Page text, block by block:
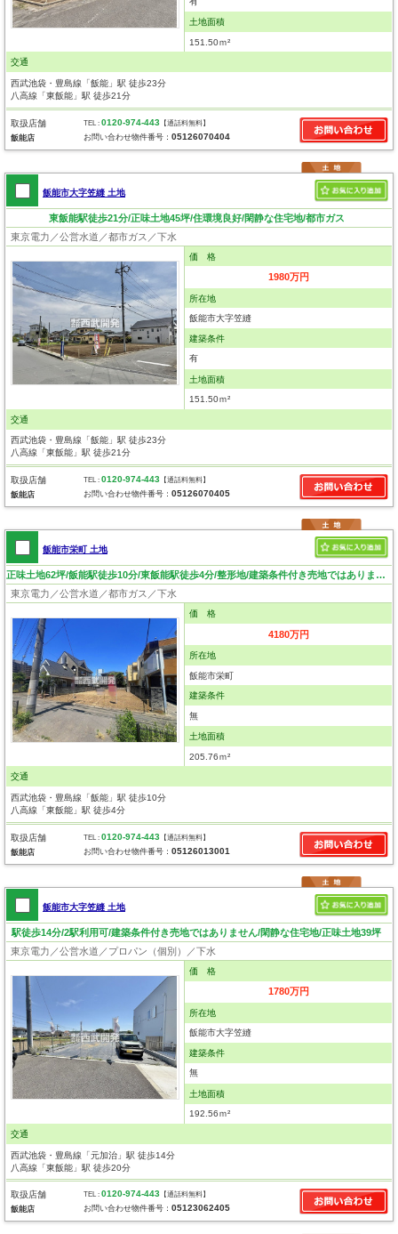
土地面積
151.50ｍ²
交通
西武池袋・豊島線「飯能」駅 徒歩23分
八高線「東飯能」駅 徒歩21分
取扱店舗
飯能店
TEL :0120-974-443 【通話料無料】
お問い合わせ物件番号：05126070404
飯能市大字笠縫 土地
東飯能駅徒歩21分/正味土地45坪/住環境良好/閑静な住宅地/都市ガス
東京電力／公営水道／都市ガス／下水
価 格
1980万円
所在地
飯能市大字笠縫
建築条件
有
土地面積
151.50ｍ²
交通
西武池袋・豊島線「飯能」駅 徒歩23分
八高線「東飯能」駅 徒歩21分
取扱店舗
飯能店
TEL :0120-974-443 【通話料無料】
お問い合わせ物件番号：05126070405
飯能市栄町 土地
正味土地62坪/飯能駅徒歩10分/東飯能駅徒歩4分/整形地/建築条件付き売地ではありません/南道路/陽当良好
東京電力／公営水道／都市ガス／下水
価 格
4180万円
所在地
飯能市栄町
建築条件
無
土地面積
205.76ｍ²
交通
西武池袋・豊島線「飯能」駅 徒歩10分
八高線「東飯能」駅 徒歩4分
取扱店舗
飯能店
TEL :0120-974-443 【通話料無料】
お問い合わせ物件番号：05126013001
飯能市大字笠縫 土地
駅徒歩14分/2駅利用可/建築条件付き売地ではありません/閑静な住宅地/正味土地39坪
東京電力／公営水道／プロパン（個別）／下水
価 格
1780万円
所在地
飯能市大字笠縫
建築条件
無
土地面積
192.56ｍ²
交通
西武池袋・豊島線「元加治」駅 徒歩14分
八高線「東飯能」駅 徒歩20分
取扱店舗
飯能店
TEL :0120-974-443 【通話料無料】
お問い合わせ物件番号：05123062405